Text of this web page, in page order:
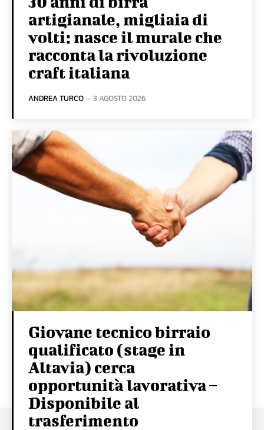
artigianale, migliaia di
volti: nasce il murale che
racconta la rivoluzione
craft italiana
ANDREA TURCO - 3 AGOSTO 2026
Giovane tecnico birraio
qualificato (stage in
Altavia) cerca
opportunità lavorativa –
Disponibile al
trasferimento